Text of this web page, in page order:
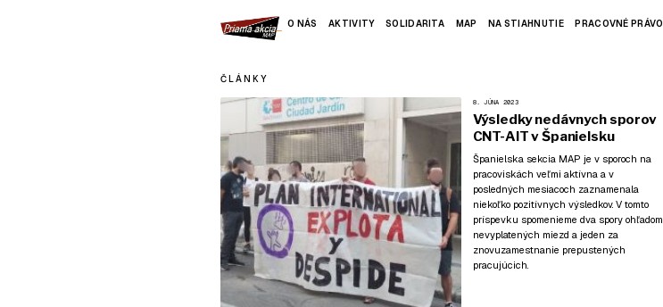
O NÁS AKTIVITY SOLIDARITA MAP NA STIAHNUTIE PRACOVNÉ PRÁVO
ČLÁNKY
8. JÚNA 2023
Výsledky nedávnych sporov
CNT-AIT v Španielsku
Španielska sekcia MAP je v sporoch na
pracoviskách veľmi aktívna a v
posledných mesiacoch zaznamenala
niekoľko pozitívnych výsledkov. V tomto
príspevku spomenieme dva spory ohľadom
nevyplatených miezd a jeden za
znovuzamestnanie prepustených
pracujúcich.